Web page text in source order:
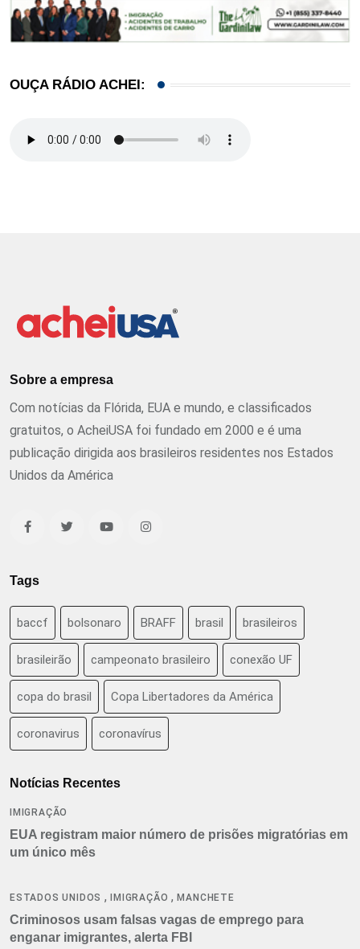
OUÇA RÁDIO ACHEI:
Sobre a empresa
Com notícias da Flórida, EUA e mundo, e classificados
gratuitos, o AcheiUSA foi fundado em 2000 e é uma
publicação dirigida aos brasileiros residentes nos Estados
Unidos da América
Tags
baccf bolsonaro BRAFF brasil brasileiros
brasileirão campeonato brasileiro conexão UF
copa do brasil Copa Libertadores da América
coronavirus coronavírus
Notícias Recentes
IMIGRAÇÃO
EUA registram maior número de prisões migratórias em
um único mês
ESTADOS UNIDOS ,IMIGRAÇÃO ,MANCHETE
Criminosos usam falsas vagas de emprego para
enganar imigrantes, alerta FBI